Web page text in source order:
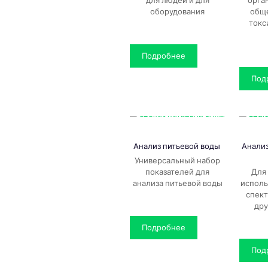
оборудования
Подробнее
Анализ питьевой воды
Универсальный набор
показателей для
анализа питьевой воды
Подробнее
Для